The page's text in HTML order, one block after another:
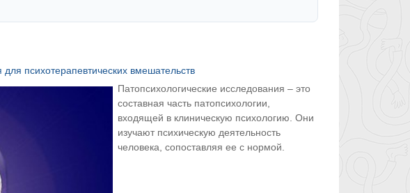
психотерапевтических вмешательств
Патопсихологические исследования – это
составная часть патопсихологии,
входящей в клиническую психологию. Они
изучают психическую деятельность
человека, сопоставляя ее с нормой.